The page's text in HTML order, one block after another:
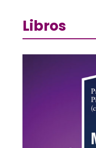
Libros